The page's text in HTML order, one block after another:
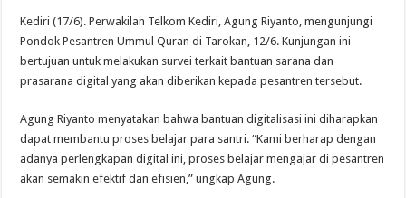
Kediri (17/6). Perwakilan Telkom Kediri, Agung Riyanto, mengunjungi
Pondok Pesantren Ummul Quran di Tarokan, 12/6. Kunjungan ini
bertujuan untuk melakukan survei terkait bantuan sarana dan
prasarana digital yang akan diberikan kepada pesantren tersebut.
Agung Riyanto menyatakan bahwa bantuan digitalisasi ini diharapkan
dapat membantu proses belajar para santri. “Kami berharap dengan
adanya perlengkapan digital ini, proses belajar mengajar di pesantren
akan semakin efektif dan efisien,” ungkap Agung.